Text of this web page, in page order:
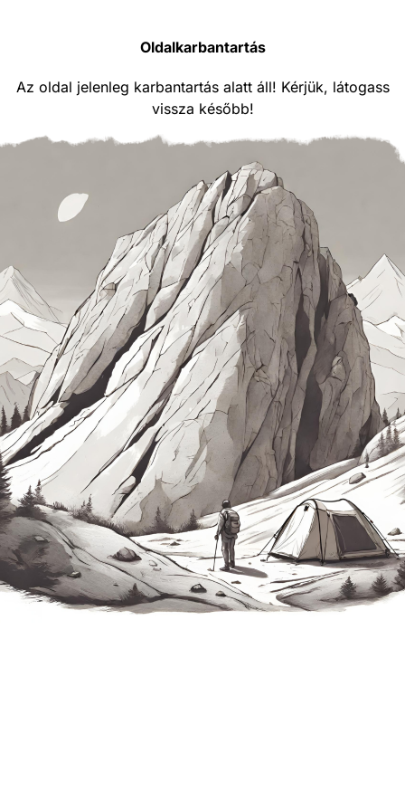
Oldalkarbantartás
Az oldal jelenleg karbantartás alatt áll! Kérjük, látogass
vissza később!